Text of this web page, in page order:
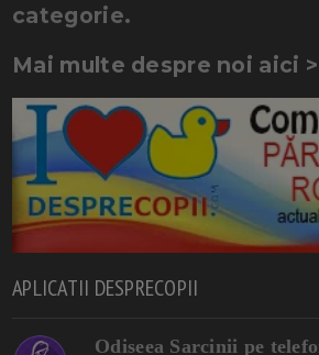
categorie.
Mai multe despre noi aici
APLICATII DESPRECOPII
Odiseea Sarcinii pe